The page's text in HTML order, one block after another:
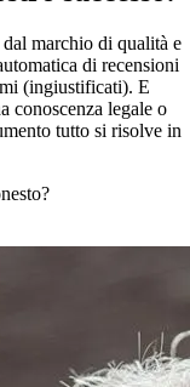
marchio di qualità e
di recensioni
(ingiustificati). E
conoscenza legale o
tutto si risolve in